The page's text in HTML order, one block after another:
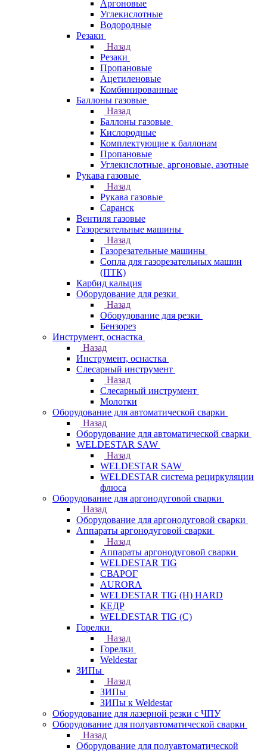
Аргоновые
Углекислотные
Водородные
Резаки
Назад
Резаки
Пропановые
Ацетиленовые
Комбинированные
Баллоны газовые
Назад
Баллоны газовые
Кислородные
Комплектующие к баллонам
Пропановые
Углекислотные, аргоновые, азотные
Рукава газовые
Назад
Рукава газовые
Саранск
Вентиля газовые
Газорезательные машины
Назад
Газорезательные машины
Сопла для газорезательных машин
(ПТК)
Карбид кальция
Оборудование для резки
Назад
Оборудование для резки
Бензорез
Инструмент, оснастка
Назад
Инструмент, оснастка
Слесарный инструмент
Назад
Слесарный инструмент
Молотки
Оборудование для автоматической сварки
Назад
Оборудование для автоматической сварки
WELDESTAR SAW
Назад
WELDESTAR SAW
WELDESTAR система рециркуляции
флюса
Оборудование для аргонодуговой сварки
Назад
Оборудование для аргонодуговой сварки
Аппараты аргонодуговой сварки
Назад
Аппараты аргонодуговой сварки
WELDESTAR TIG
СВАРОГ
AURORA
WELDESTAR TIG (H) HARD
КЕДР
WELDESTAR TIG (С)
Горелки
Назад
Горелки
Weldestar
ЗИПы
Назад
ЗИПы
ЗИПы к Weldestar
Оборудование для лазерной резки с ЧПУ
Оборудование для полуавтоматической сварки
Назад
Оборудование для полуавтоматической